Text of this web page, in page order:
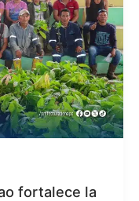
fortalece la